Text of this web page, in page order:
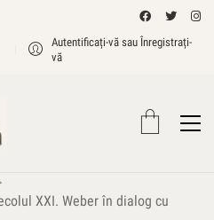
Autentificați-vă sau Înregistrați-
vă
XXI. Weber în dialog cu